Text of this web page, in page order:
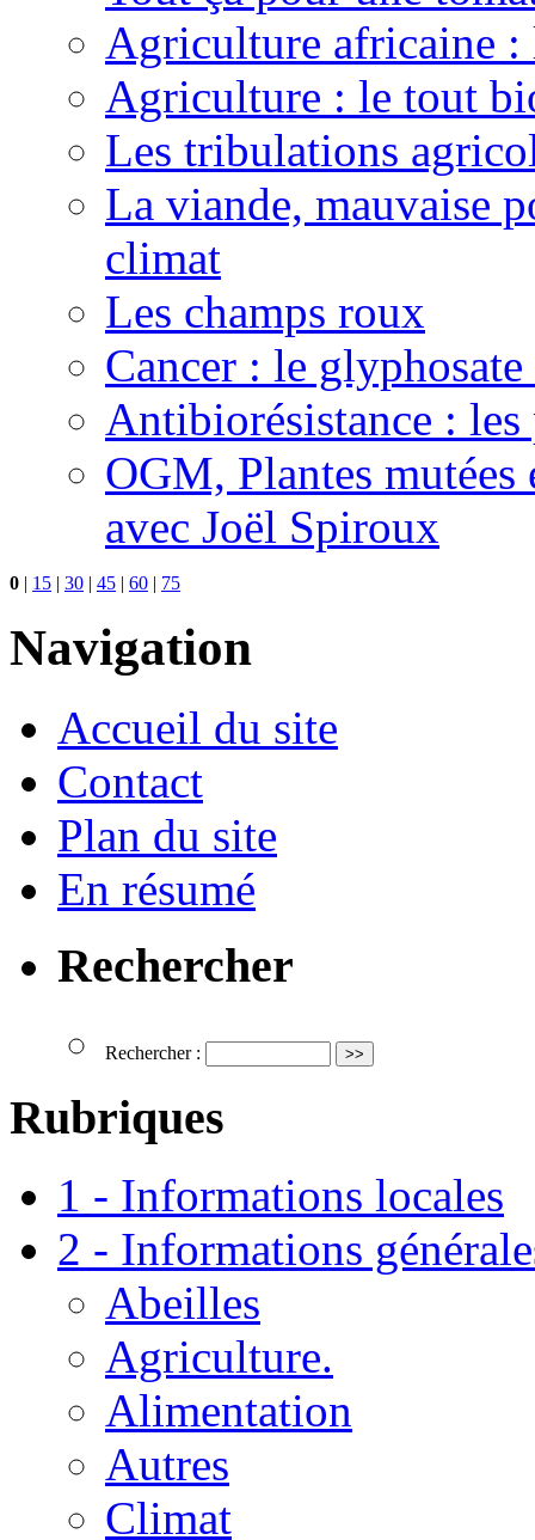
Agriculture africaine :
Agriculture : le tout
Les tribulations
La viande, mauvaise
climat
Les champs roux
Cancer : le
Antibiorésistance : les
OGM, Plantes
avec Joël Spiroux
0 | 15 | 30 | 45 | 60 | 75
Navigation
Accueil du site
Contact
Plan du site
En résumé
Rechercher
Rechercher :
Rubriques
1 - Informations locales
2 - Informations
Abeilles
Agriculture.
Alimentation
Autres
Climat